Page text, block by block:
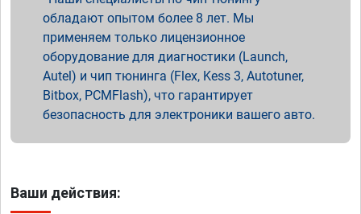
обладают опытом более 8 лет. Мы
применяем только лицензионное
оборудование для диагностики (Launch,
Autel) и чип тюнинга (Flex, Kess 3, Autotuner,
Bitbox, PCMFlash), что гарантирует
безопасность для электроники вашего авто.
Ваши действия: